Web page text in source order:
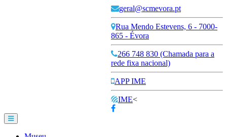
geral@scmevora.pt
Rua Mendo Estevens, 6 - 7000-
865 - Évora
266 748 830 (Chamada para a
rede fixa nacional)
APP IME
IME<